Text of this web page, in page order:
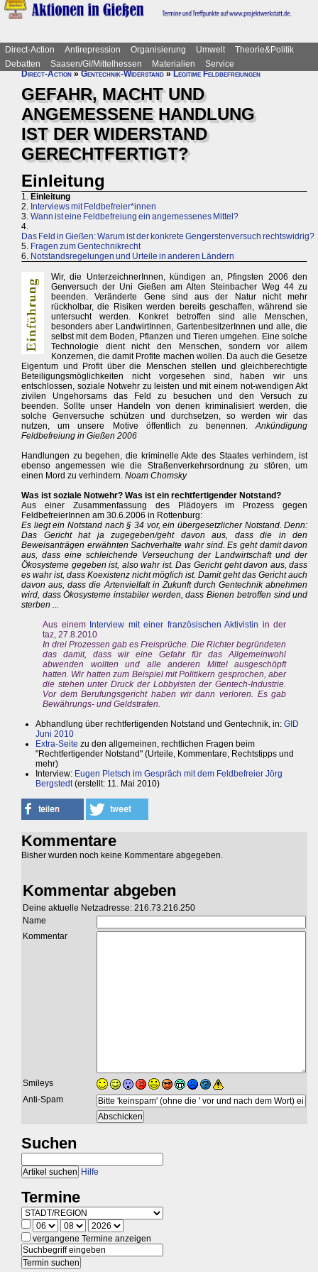
Direct-Action Antirepression Organisierung Umwelt
Theorie&Politik
Debatten
Saasen/GI/Mittelhessen Materialien
Service
Direct-Action»Gentechnik-Widerstand»Legitime Feldbefreiungen
GEFAHR, MACHT UND
ANGEMESSENE HANDLUNG
IST DER WIDERSTAND
GERECHTFERTIGT?
Einleitung
1. Einleitung
2. Interviews mit Feldbefreier*innen
3. Wann ist eine Feldbefreiung ein angemessenes Mittel?
4.
Das Feld in Gießen: Warum ist der konkrete Gengerstenversuch rechtswidrig?
5. Fragen zum Gentechnikrecht
6. Notstandsregelungen und Urteile in anderen Ländern
Wir, die UnterzeichnerInnen, kündigen an, Pfingsten 2006 den
Genversuch der Uni Gießen am Alten Steinbacher Weg 44 zu
beenden. Veränderte Gene sind aus der Natur nicht mehr
rückholbar, die Risiken werden bereits geschaffen, während sie
untersucht werden. Konkret betroffen sind alle Menschen,
besonders aber LandwirtInnen, GartenbesitzerInnen und alle, die
selbst mit dem Boden, Pflanzen und Tieren umgehen. Eine solche
Technologie dient nicht den Menschen, sondern vor allem
Konzernen, die damit Profite machen wollen. Da auch die Gesetze
Eigentum und Profit über die Menschen stellen und gleichberechtigte
Beteiligungsmöglichkeiten nicht vorgesehen sind, haben wir uns
entschlossen, soziale Notwehr zu leisten und mit einem not-wendigen Akt
zivilen Ungehorsams das Feld zu besuchen und den Versuch zu
beenden. Sollte unser Handeln von denen kriminalisiert werden, die
solche Genversuche schützen und durchsetzen, so werden wir das
nutzen, um unsere Motive öffentlich zu benennen.Ankündigung
Feldbefreiung in Gießen 2006
Handlungen zu begehen, die kriminelle Akte des Staates verhindern, ist
ebenso angemessen wie die Straßenverkehrsordnung zu stören, um
einen Mord zu verhindern. Noam Chomsky
Was ist soziale Notwehr? Was ist ein rechtfertigender Notstand?
Aus einer Zusammenfassung des Plädoyers im Prozess gegen
FeldbefreierInnen am 30.6.2006 in Rottenburg:
Es liegt ein Notstand nach § 34 vor, ein übergesetzlicher Notstand. Denn:
Das Gericht hat ja zugegeben/geht davon aus, dass die in den
Beweisanträgen erwähnten Sachverhalte wahr sind. Es geht damit davon
aus, dass eine schleichende Verseuchung der Landwirtschaft und der
Ökosysteme gegeben ist, also wahr ist. Das Gericht geht davon aus, dass
es wahr ist, dass Koexistenz nicht möglich ist. Damit geht das Gericht auch
davon aus, dass die Artenvielfalt in Zukunft durch Gentechnik abnehmen
wird, dass Ökosysteme instabiler werden, dass Bienen betroffen sind und
sterben ...
Aus einem Interview mit einer französischen Aktivistin in der
taz, 27.8.2010
In drei Prozessen gab es Freisprüche. Die Richter begründeten
das damit, dass wir eine Gefahr für das Allgemeinwohl
abwenden wollten und alle anderen Mittel ausgeschöpft
hatten. Wir hatten zum Beispiel mit Politikern gesprochen, aber
die stehen unter Druck der Lobbyisten der Gentech-Industrie.
Vor dem Berufungsgericht haben wir dann verloren. Es gab
Bewährungs- und Geldstrafen.
Abhandlung über rechtfertigenden Notstand und Gentechnik, in: GID
Juni 2010
Extra-Seite zu den allgemeinen, rechtlichen Fragen beim
"Rechtfertigender Notstand" (Urteile, Kommentare, Rechtstipps und
mehr)
Interview: Eugen Pletsch im Gespräch mit dem Feldbefreier Jörg
Bergstedt(erstellt: 11. Mai 2010)
Kommentare
Bisher wurden noch keine Kommentare abgegeben.
Kommentar abgeben
Deine aktuelle Netzadresse: 216.73.216.250
Name
Kommentar
Smileys
Anti-Spam
Suchen
Hilfe
Termine
vergangene Termine anzeigen